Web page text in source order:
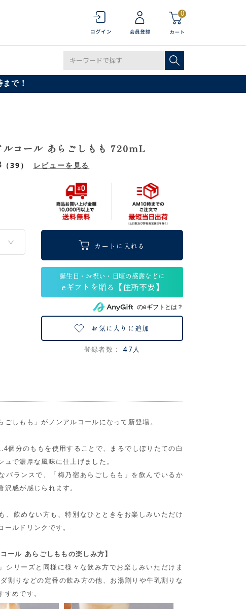
0
で！
ルコール あらごしもも 720mL
（39） レビューを見る
カートに入れる
のeギフトとは？
お気に入りに追加
登録者数： 47人
ごしもも」がノンアルコールになって新登場。
個分のももを使用することで、まるでしぼりたての白
ュで濃厚な風味に仕上げました。
バランスで、「梅乃宿あらごしもも」を飲んでいるか
沢感が感じられます。
、飲めない方も、特別なひとときをお楽しみいただけ
ールドリンクです。
ール あらごしももの楽しみ方】
シリーズと同様に様々な飲み方でお楽しみいただけま
割りなどの定番の飲み方の他、お湯割りや牛乳割りな
すめです。